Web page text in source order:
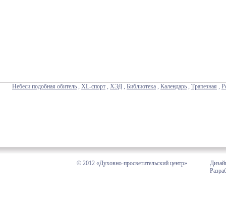
Небеси подобная обитель , XL-спорт , ХЭД , Библиотека , Календарь , Трапезная ,
© 2012 «Духовно-просветительский центр»